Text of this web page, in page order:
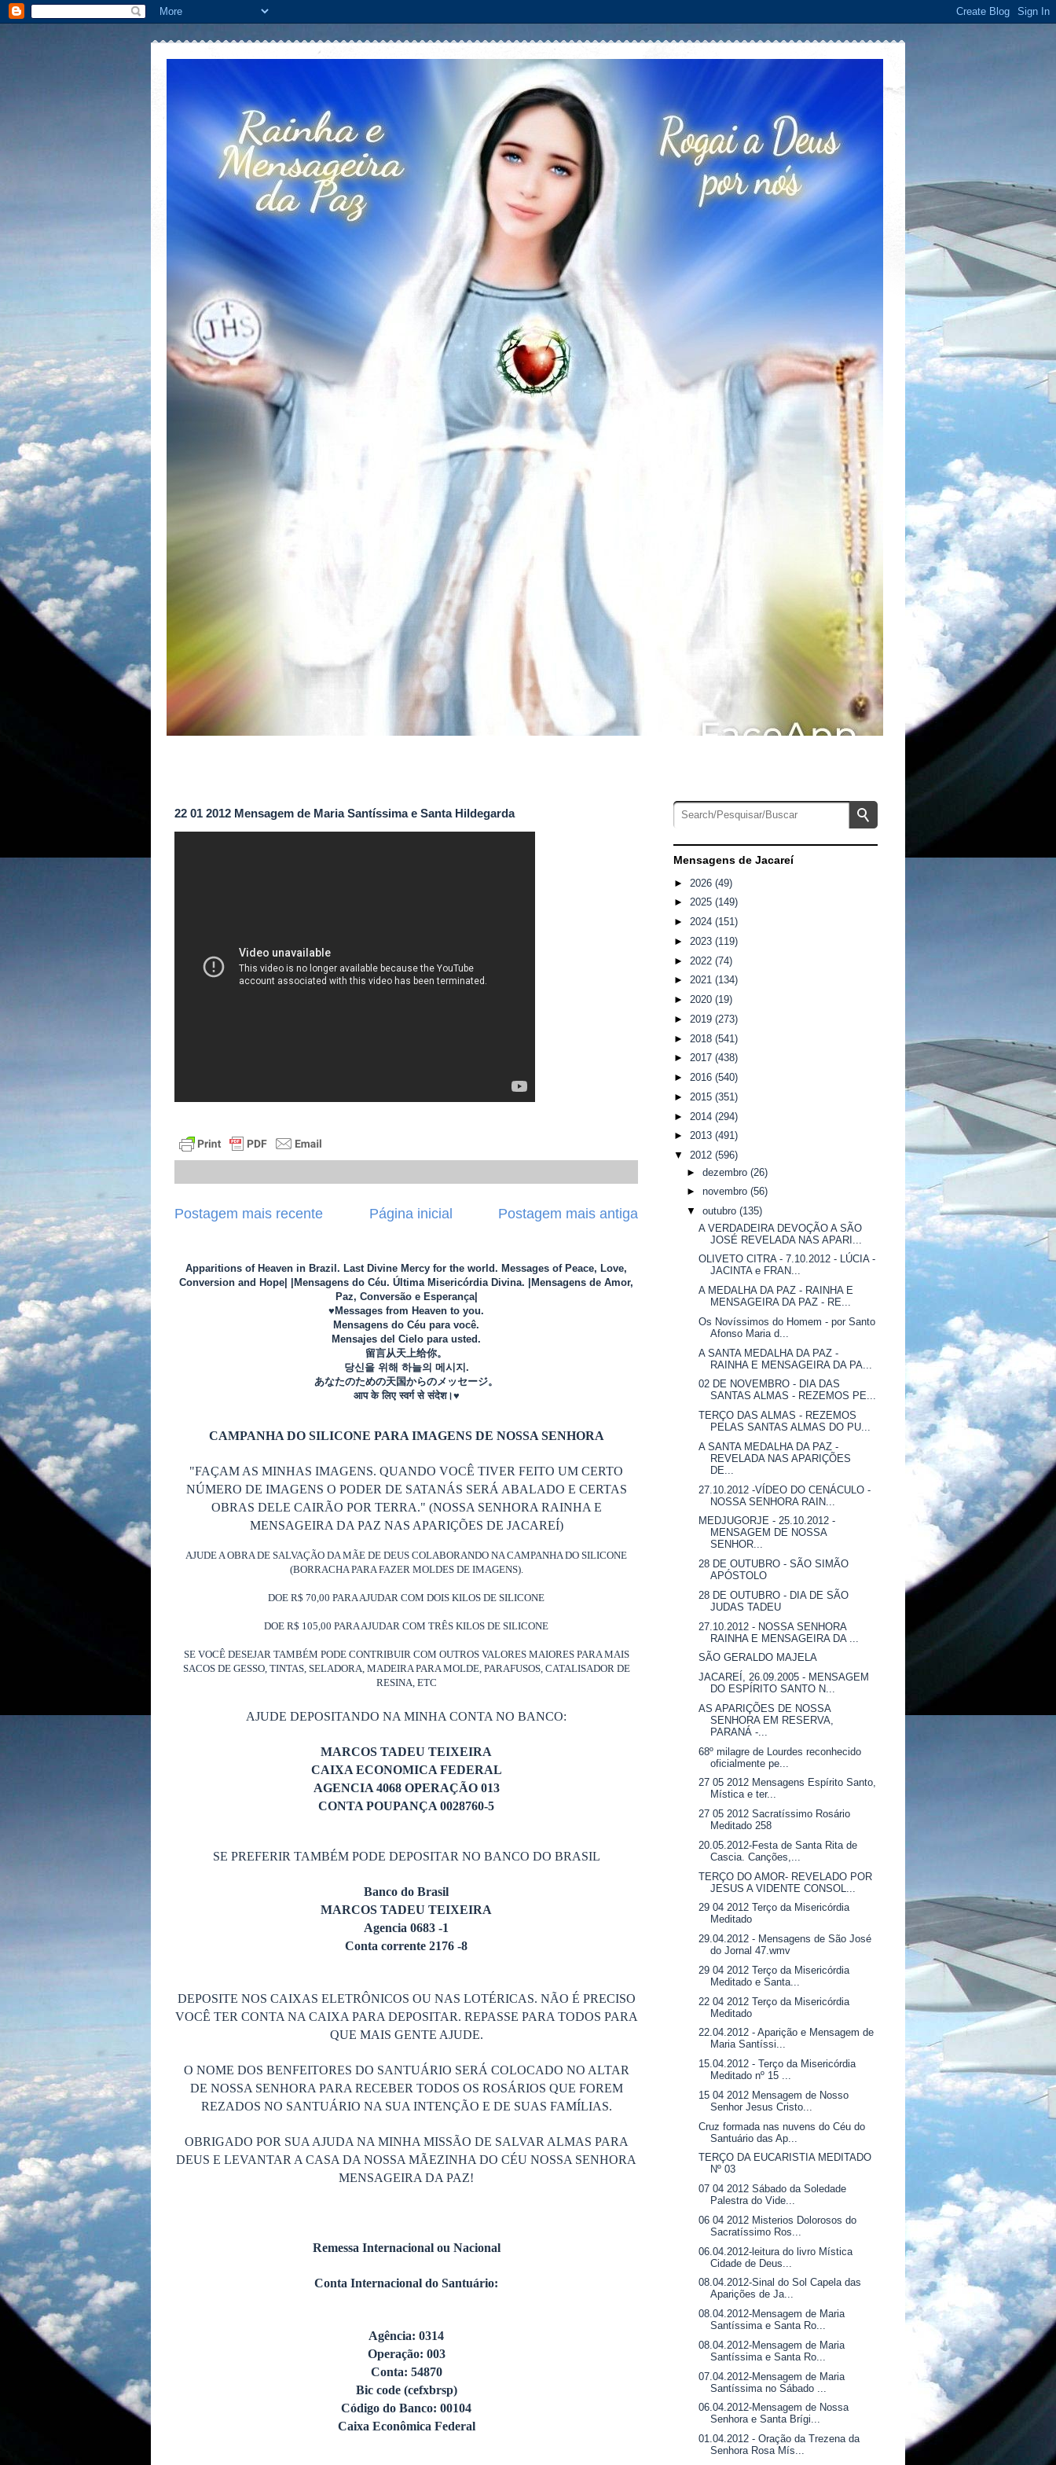
22 01 2012 Mensagem de Maria Santíssima e Santa Hildegarda
Postagem mais recente Postagem mais antiga
Página inicial
Apparitions of Heaven in Brazil. Last Divine Mercy for the world. Messages of Peace, Love,
Conversion and Hope| |Mensagens do Céu. Última Misericórdia Divina. |Mensagens de Amor,
Paz, Conversão e Esperança|
♥Messages from Heaven to you.
Mensagens do Céu para você.
Mensajes del Cielo para usted.
留言从天上给你。
당신을 위해 하늘의 메시지.
あなたのための天国からのメッセージ。
आप के लिए स्वर्ग से संदेश।♥
CAMPANHA DO SILICONE PARA IMAGENS DE NOSSA SENHORA
"FAÇAM AS MINHAS IMAGENS. QUANDO VOCÊ TIVER FEITO UM CERTO
NÚMERO DE IMAGENS O PODER DE SATANÁS SERÁ ABALADO E CERTAS
OBRAS DELE CAIRÃO POR TERRA." (NOSSA SENHORA RAINHA E
MENSAGEIRA DA PAZ NAS APARIÇÕES DE JACAREÍ)
AJUDE A OBRA DE SALVAÇÃO DA MÃE DE DEUS COLABORANDO NA CAMPANHA DO SILICONE
(BORRACHA PARA FAZER MOLDES DE IMAGENS).
DOE R$ 70,00 PARA AJUDAR COM DOIS KILOS DE SILICONE
DOE R$ 105,00 PARA AJUDAR COM TRÊS KILOS DE SILICONE
SE VOCÊ DESEJAR TAMBÉM PODE CONTRIBUIR COM OUTROS VALORES MAIORES PARA MAIS
SACOS DE GESSO, TINTAS, SELADORA, MADEIRA PARA MOLDE, PARAFUSOS, CATALISADOR DE
RESINA, ETC
AJUDE DEPOSITANDO NA MINHA CONTA NO BANCO:
MARCOS TADEU TEIXEIRA
CAIXA ECONOMICA FEDERAL
AGENCIA 4068 OPERAÇÃO 013
CONTA POUPANÇA 0028760-5
SE PREFERIR TAMBÉM PODE DEPOSITAR NO BANCO DO BRASIL
Banco do Brasil
MARCOS TADEU TEIXEIRA
Agencia 0683 -1
Conta corrente 2176 -8
DEPOSITE NOS CAIXAS ELETRÔNICOS OU NAS LOTÉRICAS. NÃO É PRECISO
VOCÊ TER CONTA NA CAIXA PARA DEPOSITAR. REPASSE PARA TODOS PARA
QUE MAIS GENTE AJUDE.
O NOME DOS BENFEITORES DO SANTUÁRIO SERÁ COLOCADO NO ALTAR
DE NOSSA SENHORA PARA RECEBER TODOS OS ROSÁRIOS QUE FOREM
REZADOS NO SANTUÁRIO NA SUA INTENÇÃO E DE SUAS FAMÍLIAS.
OBRIGADO POR SUA AJUDA NA MINHA MISSÃO DE SALVAR ALMAS PARA
DEUS E LEVANTAR A CASA DA NOSSA MÃEZINHA DO CÉU NOSSA SENHORA
MENSAGEIRA DA PAZ!
Remessa Internacional ou Nacional
Conta Internacional do Santuário:
Agência: 0314
Operação: 003
Conta: 54870
Bic code (cefxbrsp)
Código do Banco: 00104
Caixa Econômica Federal
Mensagens de Jacareí
► 2026 (49)
► 2025 (149)
► 2024 (151)
► 2023 (119)
► 2022 (74)
► 2021 (134)
► 2020 (19)
► 2019 (273)
► 2018 (541)
► 2017 (438)
► 2016 (540)
► 2015 (351)
► 2014 (294)
► 2013 (491)
▼ 2012 (596)
► dezembro (26)
► novembro (56)
▼ outubro (135)
A VERDADEIRA DEVOÇÃO A SÃO
JOSÉ REVELADA NAS APARI...
OLIVETO CITRA - 7.10.2012 - LÚCIA -
JACINTA e FRAN...
A MEDALHA DA PAZ - RAINHA E
MENSAGEIRA DA PAZ - RE...
Os Novíssimos do Homem - por Santo
Afonso Maria d...
A SANTA MEDALHA DA PAZ -
RAINHA E MENSAGEIRA DA PA...
02 DE NOVEMBRO - DIA DAS
SANTAS ALMAS - REZEMOS PE...
TERÇO DAS ALMAS - REZEMOS
PELAS SANTAS ALMAS DO PU...
A SANTA MEDALHA DA PAZ -
REVELADA NAS APARIÇÕES
DE...
27.10.2012 -VÍDEO DO CENÁCULO -
NOSSA SENHORA RAIN...
MEDJUGORJE - 25.10.2012 -
MENSAGEM DE NOSSA
SENHOR...
28 DE OUTUBRO - SÃO SIMÃO
APÓSTOLO
28 DE OUTUBRO - DIA DE SÃO
JUDAS TADEU
27.10.2012 - NOSSA SENHORA
RAINHA E MENSAGEIRA DA ...
SÃO GERALDO MAJELA
JACAREÍ, 26.09.2005 - MENSAGEM
DO ESPÍRITO SANTO N...
AS APARIÇÕES DE NOSSA
SENHORA EM RESERVA,
PARANÁ -...
68º milagre de Lourdes reconhecido
oficialmente pe...
27 05 2012 Mensagens Espírito Santo,
Mística e ter...
27 05 2012 Sacratíssimo Rosário
Meditado 258
20.05.2012-Festa de Santa Rita de
Cascia. Canções,...
TERÇO DO AMOR- REVELADO POR
JESUS A VIDENTE CONSOL...
29 04 2012 Terço da Misericórdia
Meditado
29.04.2012 - Mensagens de São José
do Jornal 47.wmv
29 04 2012 Terço da Misericórdia
Meditado e Santa...
22 04 2012 Terço da Misericórdia
Meditado
22.04.2012 - Aparição e Mensagem de
Maria Santíssi...
15.04.2012 - Terço da Misericórdia
Meditado nº 15 ...
15 04 2012 Mensagem de Nosso
Senhor Jesus Cristo...
Cruz formada nas nuvens do Céu do
Santuário das Ap...
TERÇO DA EUCARISTIA MEDITADO
Nº 03
07 04 2012 Sábado da Soledade
Palestra do Vide...
06 04 2012 Misterios Dolorosos do
Sacratíssimo Ros...
06.04.2012-leitura do livro Mística
Cidade de Deus...
08.04.2012-Sinal do Sol Capela das
Aparições de Ja...
08.04.2012-Mensagem de Maria
Santíssima e Santa Ro...
08.04.2012-Mensagem de Maria
Santíssima e Santa Ro...
07.04.2012-Mensagem de Maria
Santíssima no Sábado ...
06.04.2012-Mensagem de Nossa
Senhora e Santa Brígi...
01.04.2012 - Oração da Trezena da
Senhora Rosa Mís...